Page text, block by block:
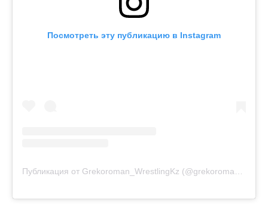
Посмотреть эту публикацию в Instagram